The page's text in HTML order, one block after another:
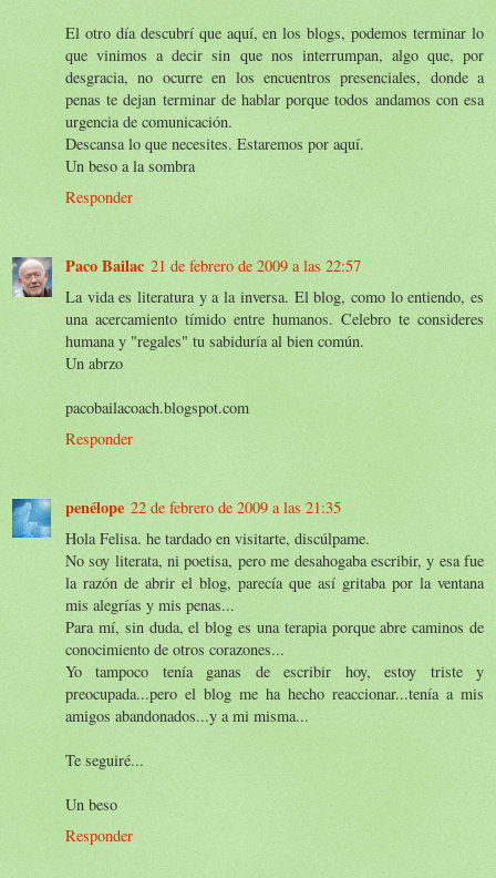
El otro día descubrí que aquí, en los blogs, podemos terminar lo
que vinimos a decir sin que nos interrumpan, algo que, por
desgracia, no ocurre en los encuentros presenciales, donde a
penas te dejan terminar de hablar porque todos andamos con esa
urgencia de comunicación.
Descansa lo que necesites. Estaremos por aquí.
Un beso a la sombra
Responder
Paco Bailac 21 de febrero de 2009 a las 22:57
La vida es literatura y a la inversa. El blog, como lo entiendo, es
una acercamiento tímido entre humanos. Celebro te consideres
humana y "regales" tu sabiduría al bien común.
Un abrzo
pacobailacoach.blogspot.com
Responder
penélope 22 de febrero de 2009 a las 21:35
Hola Felisa. he tardado en visitarte, discúlpame.
No soy literata, ni poetisa, pero me desahogaba escribir, y esa fue
la razón de abrir el blog, parecía que así gritaba por la ventana
mis alegrías y mis penas...
Para mí, sin duda, el blog es una terapia porque abre caminos de
conocimiento de otros corazones...
Yo tampoco tenía ganas de escribir hoy, estoy triste y
preocupada...pero el blog me ha hecho reaccionar...tenía a mis
amigos abandonados...y a mi misma...
Te seguiré...
Un beso
Responder